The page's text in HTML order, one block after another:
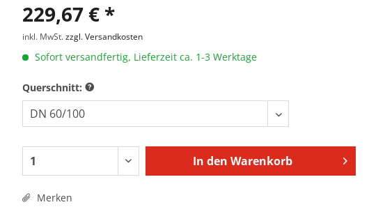
229,67 € *
inkl. MwSt.zzgl. Versandkosten
Sofort versandfertig, Lieferzeit ca. 1-3 Werktage
Querschnitt:
In den Warenkorb
Merken